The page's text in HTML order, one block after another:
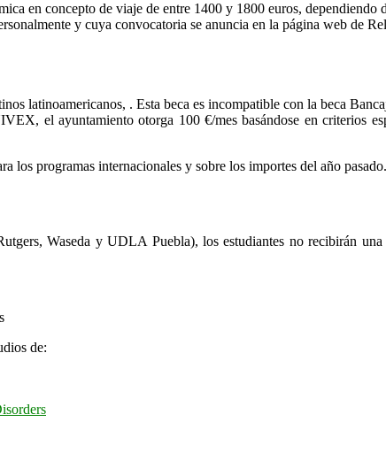
en concepto de viaje de entre 1400 y 1800 euros, dependiendo
y cuya convocatoria se anuncia en la página web de
latinoamericanos, . Esta beca es incompatible con la beca
el ayuntamiento otorga 100 €/mes basándose en criterios
los programas internacionales y sobre los importes del año pasado.
Waseda y UDLA Puebla), los estudiantes no recibirán
de: